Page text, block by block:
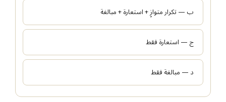
ب — تكرار متوازٍ + استعارة + مبالغة
ج — استعارة فقط
د — مبالغة فقط